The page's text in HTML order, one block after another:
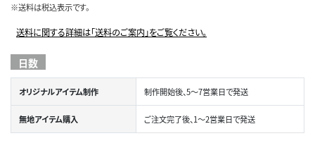
※送料は税込表示です。
送料に関する詳細は「送料のご案内」をご覧ください。
日数
オリジナルアイテム制作 制作開始後、5～7営業日で発送
無地アイテム購入 ご注文完了後、1～2営業日で発送